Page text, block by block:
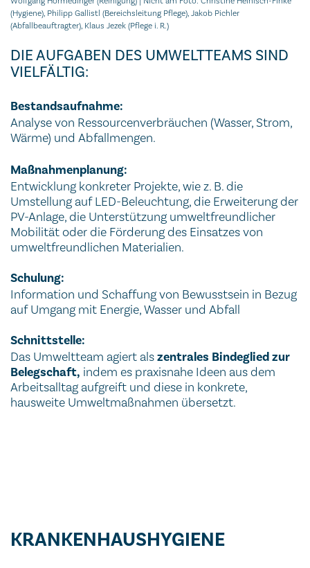
(Hygiene), Philipp Gallistl (Bereichsleitung Pflege), Jakob Pichler
(Abfallbeauftragter), Klaus Jezek (Pflege i. R.)
DIE AUFGABEN DES UMWELTTEAMS SIND
VIELFÄLTIG:
Bestandsaufnahme:
Analyse von Ressourcenverbräuchen (Wasser, Strom,
Wärme) und Abfallmengen.
Maßnahmenplanung:
Entwicklung konkreter Projekte, wie z. B. die
Umstellung auf LED-Beleuchtung, die Erweiterung der
PV-Anlage, die Unterstützung umweltfreundlicher
Mobilität oder die Förderung des Einsatzes von
umweltfreundlichen Materialien.
Schulung:
Information und Schaffung von Bewusstsein in Bezug
auf Umgang mit Energie, Wasser und Abfall
Schnittstelle:
Das Umweltteam agiert alszentrales Bindeglied zur
Belegschaft, indem es praxisnahe Ideen aus dem
Arbeitsalltag aufgreift und diese in konkrete,
hausweite Umweltmaßnahmen übersetzt.
KRANKENHAUSHYGIENE